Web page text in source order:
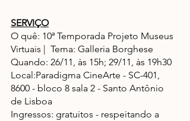
SERVIÇO
O quê: 10ª Temporada Projeto Museus
Virtuais |  Tema: Galleria Borghese
Quando: 26/11, às 15h; 29/11, às 19h30
Local:Paradigma CineArte - SC-401,
8600 - bloco 8 sala 2 - Santo Antônio
de Lisboa
Ingressos: gratuitos - respeitando a